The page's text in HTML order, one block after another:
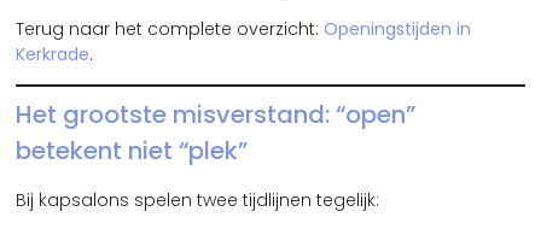
Terug naar het complete overzicht: Openingstijden in
Kerkrade.
Het grootste misverstand: “open”
betekent niet “plek”
Bij kapsalons spelen twee tijdlijnen tegelijk: